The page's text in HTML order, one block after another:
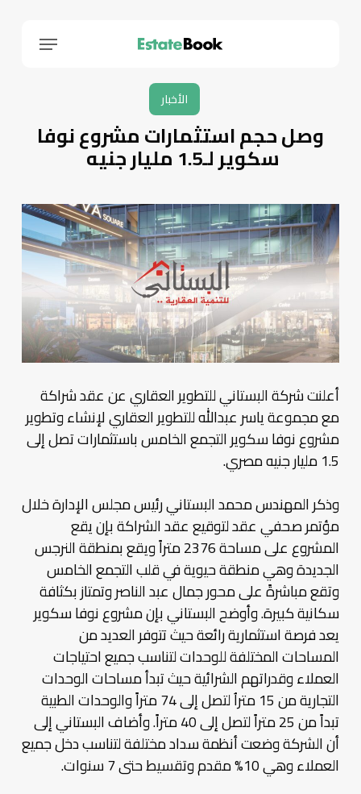
Menu
الأخبار
وصل حجم استثمارات مشروع نوفا
سكوير لـ1.5 مليار جنيه
أعلنت شركة البستاني للتطوير العقاري عن عقد شراكة
مع مجموعة ياسر عبدالله للتطوير العقاري لإنشاء وتطوير
مشروع نوفا سكوير التجمع الخامس باستثمارات تصل إلى
1.5 مليار جنيه مصري.
وذكر المهندس محمد البستاني رئيس مجلس الإدارة خلال
مؤتمر صحفي عقد لتوقيع عقد الشراكة بإن يقع
المشروع على مساحة 2376 متراً ويقع بمنطقة النرجس
الجديدة وهي منطقة حيوية في قلب التجمع الخامس
وتقع مباشرةً على محور جمال عبد الناصر وتمتاز بكثافة
سكانية كبيرة. وأوضح البستاني بإن مشروع نوفا سكوير
يعد فرصة استثمارية رائعة حيث تتوفر العديد من
المساحات المختلفة للوحدات لتناسب جميع احتياجات
العملاء وقدراتهم الشرائية حيث تبدأ مساحات الوحدات
التجارية من 15 متراُ لتصل إلى 74 متراً والوحدات الطبية
تبداً من 25 متراً لتصل إلى 40 متراً. وأضاف البستاني إلى
أن الشركة وضعت أنظمة سداد مختلفة لتناسب دخل جميع
العملاء وهي 10% مقدم وتقسيط حتى 7 سنوات.